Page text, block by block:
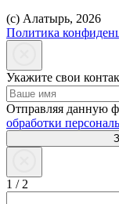
(с) Алатырь, 2026
Политика
Укажите свои
Отправляя данную
обработки
1 / 2